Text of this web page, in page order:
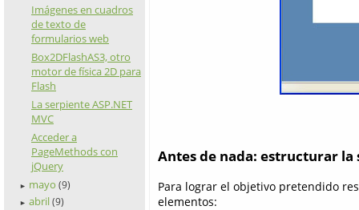
Imágenes en cuadros
de texto de
formularios web
Box2DFlashAS3, otro
motor de física 2D para
Flash
La serpiente ASP.NET
MVC
Acceder a
PageMethods con
jQuery
► mayo (9)
► abril (9)
Antes de nada: estructurar la
Para lograr el objetivo pretendido
elementos: